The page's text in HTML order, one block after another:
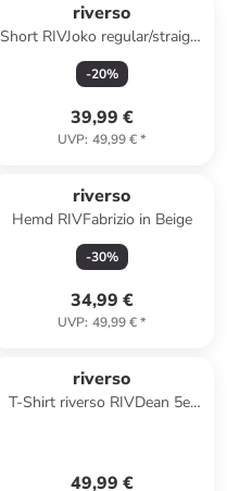
riverso
Short RIVJoko regular/straight
in Grau
-20%
39,99 €
UVP: 49,99 €*
riverso
Hemd RIVFabrizio in Beige
-30%
34,99 €
UVP: 49,99 €*
riverso
T-Shirt riverso RIVDean 5er
49,99 €